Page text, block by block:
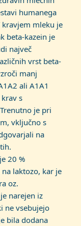
humanega
kravjem mleku je
beta-kazein je
največ
vrst beta-
manj
ali A1A1
s
je pri
vključno s
na
20 %
laktozo, kar je
oz.
narejen iz
ne vsebujejo
bila dodana